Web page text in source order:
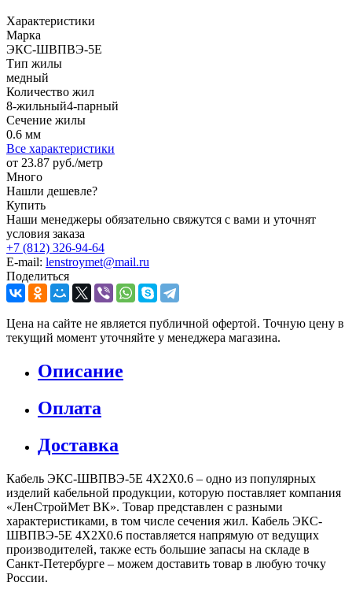
Характеристики
Марка
ЭКС-ШВПВЭ-5Е
Тип жилы
медный
Количество жил
8-жильный4-парный
Сечение жилы
0.6 мм
Все характеристики
от 23.87 руб./метр
Много
Нашли дешевле?
Купить
Наши менеджеры обязательно свяжутся с вами и уточнят
условия заказа
+7 (812) 326-94-64
E-mail: lenstroymet@mail.ru
Поделиться
Цена на сайте не является публичной офертой. Точную цену в
текущий момент уточняйте у менеджера магазина.
Описание
Оплата
Доставка
Кабель ЭКС-ШВПВЭ-5Е 4Х2Х0.6 – одно из популярных
изделий кабельной продукции, которую поставляет компания
«ЛенСтройМет ВК». Товар представлен с разными
характеристиками, в том числе сечения жил. Кабель ЭКС-
ШВПВЭ-5Е 4Х2Х0.6 поставляется напрямую от ведущих
производителей, также есть большие запасы на складе в
Санкт-Петербурге – можем доставить товар в любую точку
России.